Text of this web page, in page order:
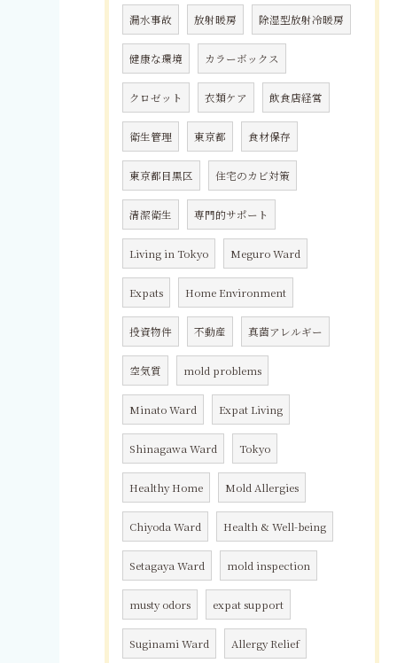
漏水事故 放射暖房 除湿型放射冷暖房
健康な環境 カラーボックス
クロゼット 衣類ケア 飲食店経営
衛生管理 東京都 食材保存
東京都目黒区 住宅のカビ対策
清潔衛生 専門的サポート
Living in Tokyo Meguro Ward
Expats Home Environment
投資物件 不動産 真菌アレルギー
空気質 mold problems
Minato Ward Expat Living
Shinagawa Ward Tokyo
Healthy Home Mold Allergies
Chiyoda Ward Health & Well-being
Setagaya Ward mold inspection
musty odors expat support
Suginami Ward Allergy Relief